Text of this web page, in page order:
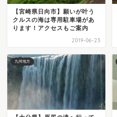
【宮崎県日向市】願いが叶う
クルスの海は専用駐車場があ
ります！アクセスもご案内
2019-06-23
九州地方